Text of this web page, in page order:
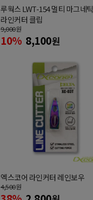
루웍스 LWT-154 멀티 마그네틱
라인커터 클립
9,000원
10% 8,100원
엑스코어 라인커터 레인보우
4,500원